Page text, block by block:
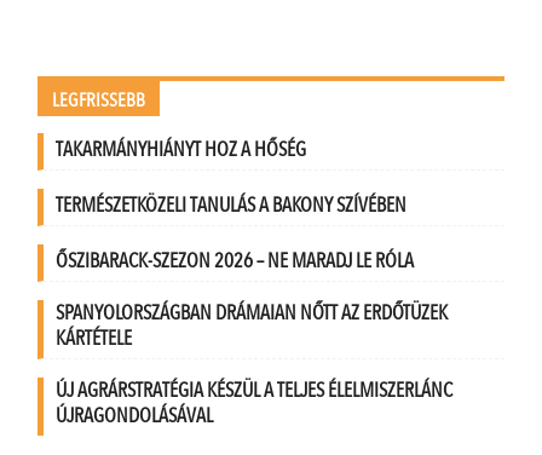
LEGFRISSEBB
TAKARMÁNYHIÁNYT HOZ A HŐSÉG
TERMÉSZETKÖZELI TANULÁS A BAKONY SZÍVÉBEN
ŐSZIBARACK-SZEZON 2026 – NE MARADJ LE RÓLA
SPANYOLORSZÁGBAN DRÁMAIAN NŐTT AZ ERDŐTÜZEK
KÁRTÉTELE
ÚJ AGRÁRSTRATÉGIA KÉSZÜL A TELJES ÉLELMISZERLÁNC
ÚJRAGONDOLÁSÁVAL